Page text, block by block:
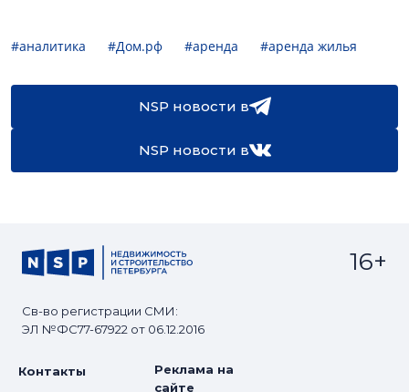
#аналитика #Дом.рф #аренда #аренда жилья
NSP новости в
NSP новости в
Св-во регистрации СМИ:
ЭЛ №ФС77-67922 от 06.12.2016
16+
Контакты
Реклама на
сайте